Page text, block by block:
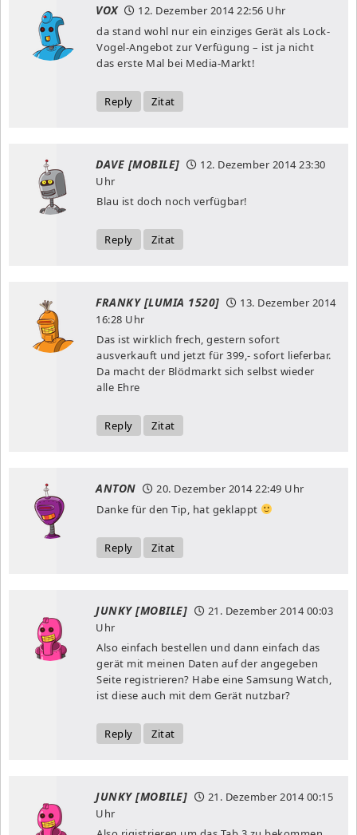
VOX 12. Dezember 201422:56 Uhr
da stand wohl nur ein einziges Gerät als Lock-
Vogel-Angebot zur Verfügung – ist ja nicht
das erste Mal bei Media-Markt!
Reply Zitat
DAVE [MOBILE] 12. Dezember 201423:30
Uhr
Blau ist doch noch verfügbar!
Reply Zitat
FRANKY [LUMIA 1520]
13. Dezember 2014
16:28 Uhr
Das ist wirklich frech, gestern sofort
ausverkauft und jetzt für 399,- sofort lieferbar.
Da macht der Blödmarkt sich selbst wieder
alle Ehre
Reply Zitat
ANTON 20. Dezember 201422:49 Uhr
Danke für den Tip, hat geklappt
Reply Zitat
JUNKY [MOBILE] 21. Dezember 201400:03
Uhr
Also einfach bestellen und dann einfach das
gerät mit meinen Daten auf der angegeben
Seite registrieren? Habe eine Samsung Watch,
ist diese auch mit dem Gerät nutzbar?
Reply Zitat
JUNKY [MOBILE] 21. Dezember 201400:15
Uhr